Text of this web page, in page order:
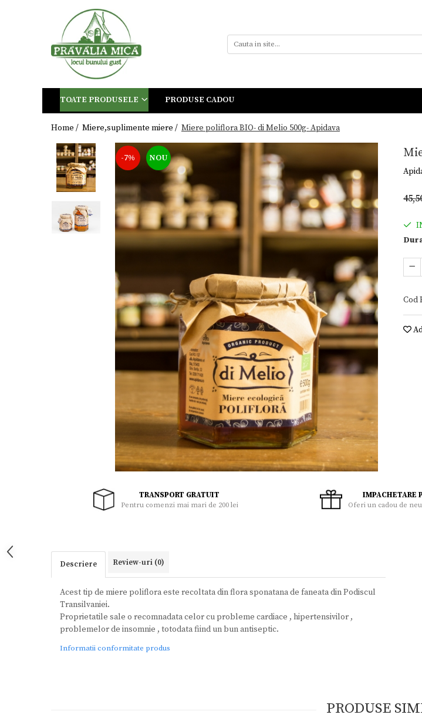
Toate Produsele
Dulceturi fara zahar
Dulciuri de casa
TOATE PRODUSELE PRODUSE CADOU
Home / Miere,suplimente miere / Miere poliflora BIO- di Melio 500g- Apidava
-7% NOU
Cod
TRANSPORT GRATUIT
Pentru comenzi mai mari de 200 lei
IMPACHETARE
Oferi un cadou de
Descriere Review-uri (0)
Acest tip de miere poliflora este recoltata din flora sponatana de faneata din Podiscul
Transilvaniei.
Proprietatile sale o recomnadata celor cu probleme cardiace , hipertensivilor ,
problemelor de insomnie , totodata fiind un bun antiseptic.
Informatii conformitate produs
PRODUSE